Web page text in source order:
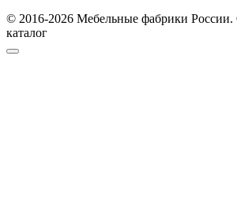
© 2016-2026 Мебельные фабрики
каталог